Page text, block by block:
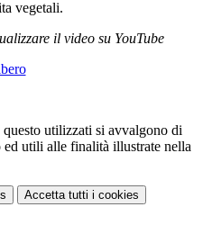
vegetali.
il video su YouTube
utilizzati si avvalgono di
ed utili alle finalità illustrate nella
Accetta tutti i cookies